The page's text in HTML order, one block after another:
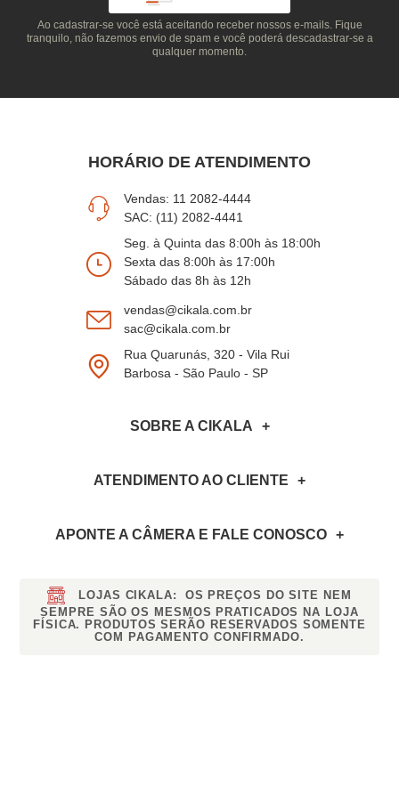
Ao cadastrar-se você está aceitando receber nossos e-mails. Fique
tranquilo, não fazemos envio de spam e você poderá descadastrar-se a
qualquer momento.
HORÁRIO DE ATENDIMENTO
Vendas: 11 2082-4444
SAC: (11) 2082-4441
Seg. à Quinta das 8:00h às 18:00h
Sexta das 8:00h às 17:00h
Sábado das 8h às 12h
vendas@cikala.com.br
sac@cikala.com.br
Rua Quarunás, 320 - Vila Rui
Barbosa - São Paulo - SP
SOBRE A CIKALA
ATENDIMENTO AO CLIENTE
APONTE A CÂMERA E FALE CONOSCO
LOJAS CIKALA:
OS PREÇOS DO SITE NEM
SEMPRE SÃO OS MESMOS PRATICADOS NA LOJA
FÍSICA. PRODUTOS SERÃO RESERVADOS SOMENTE
COM PAGAMENTO CONFIRMADO.